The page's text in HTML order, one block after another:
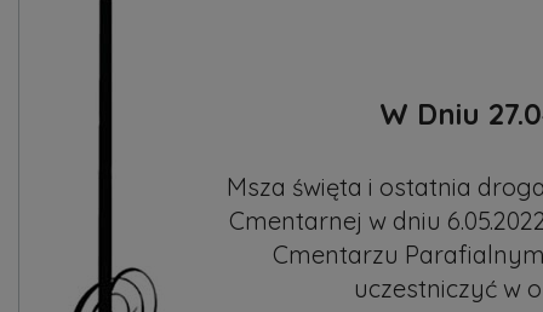
W Dniu
Msza święta i ostatnia
Cmentarnej w dniu
Cmentarzu
uczestniczyć w